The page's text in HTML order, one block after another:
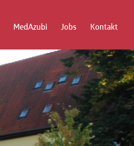
MedAzubi Jobs Kontakt